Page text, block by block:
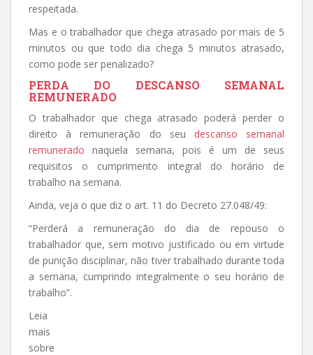
respeitada.
Mas e o trabalhador que chega atrasado por mais de 5
minutos ou que todo dia chega 5 minutos atrasado,
como pode ser penalizado?
PERDA DO DESCANSO SEMANAL
REMUNERADO
O trabalhador que chega atrasado poderá perder o
direito à remuneração do seu descanso semanal
remunerado naquela semana, pois é um de seus
requisitos o cumprimento integral do horário de
trabalho na semana.
Ainda, veja o que diz o art. 11 do Decreto 27.048/49:
“Perderá a remuneração do dia de repouso o
trabalhador que, sem motivo justificado ou em virtude
de punição disciplinar, não tiver trabalhado durante toda
a semana, cumprindo integralmente o seu horário de
trabalho”.
Leia
mais
sobre